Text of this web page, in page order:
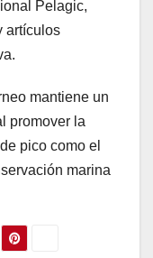
Pelagic,
artículos
mantiene un
promover la
pico como el
marina